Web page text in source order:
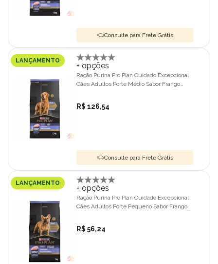
Consulte para Frete Grátis
LANÇAMENTO
+ opções
Ração Purina Pro Plan Cuidado Excepcional
Cães Adultos Porte Médio Sabor Frango
R$ 126,54
Consulte para Frete Grátis
LANÇAMENTO
+ opções
Ração Purina Pro Plan Cuidado Excepcional
Cães Adultos Porte Pequeno Sabor Frango
R$ 56,24